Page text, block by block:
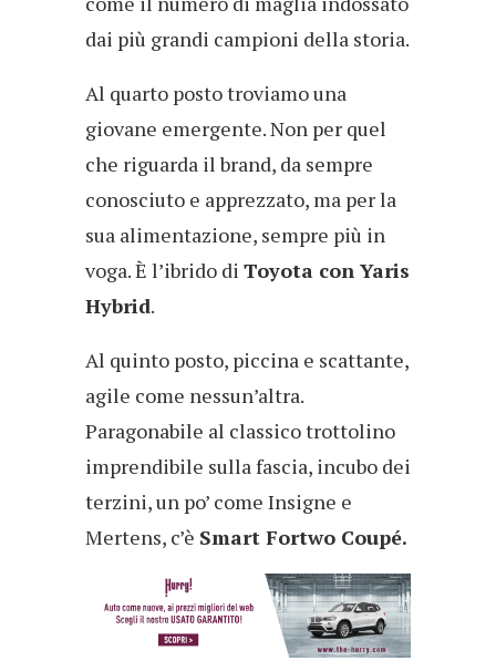
dai più grandi campioni della storia.
Al quarto posto troviamo una
giovane emergente. Non per quel
che riguarda il brand, da sempre
conosciuto e apprezzato, ma per la
sua alimentazione, sempre più in
voga. È l’ibrido di Toyota con Yaris
Hybrid.
Al quinto posto, piccina e scattante,
agile come nessun’altra.
Paragonabile al classico trottolino
imprendibile sulla fascia, incubo dei
terzini, un po’ come Insigne e
Mertens, c’è Smart Fortwo Coupé.